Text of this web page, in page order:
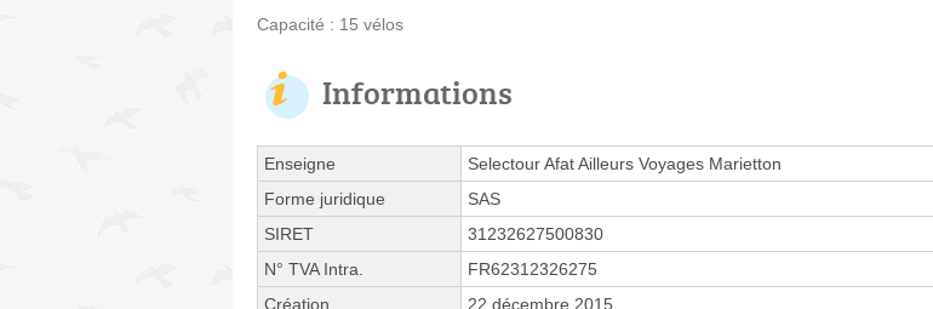
Capacité : 15 vélos
Informations
Enseigne
Selectour Afat Ailleurs Voyages Marietton
Forme juridique
SAS
SIRET
31232627500830
N° TVA Intra.
FR62312326275
Création
22 décembre 2015